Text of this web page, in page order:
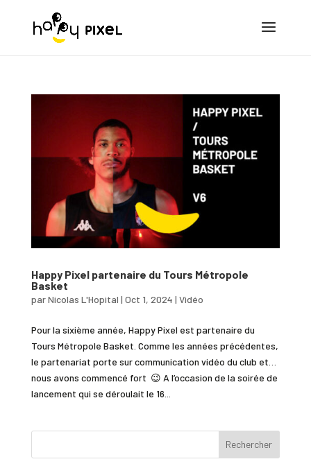
Happy Pixel partenaire du Tours Métropole
Basket
parNicolas L'Hopital | Oct 1, 2024 | Vidéo
Pour la sixième année, Happy Pixel est partenaire du
Tours Métropole Basket. Comme les années précédentes,
le partenariat porte sur communication vidéo du club et…
nous avons commencé fort 😉 A l’occasion de la soirée de
lancement qui se déroulait le 16...